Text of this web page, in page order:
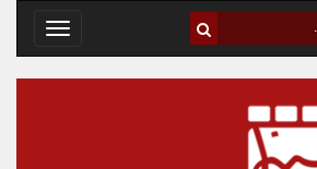
Toggle